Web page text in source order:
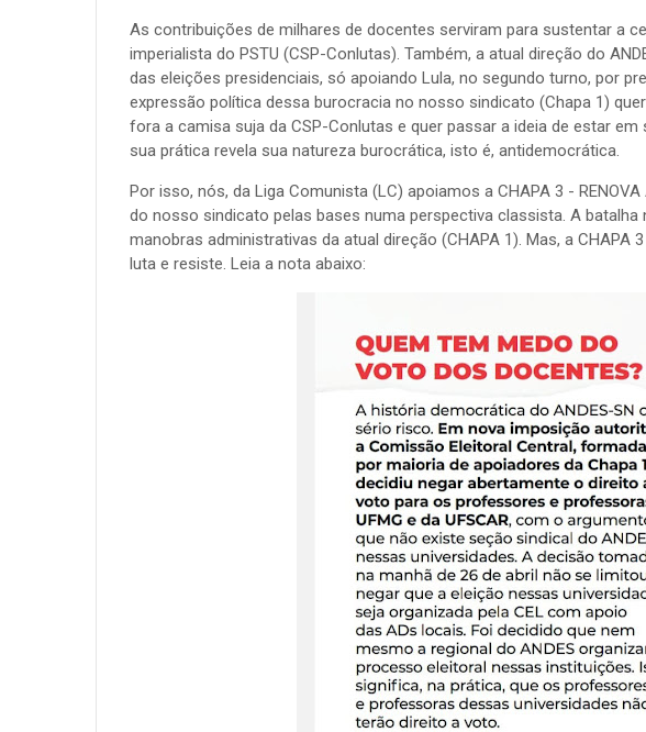
As contribuições de milhares de docentes serviram para sustentar a
imperialista do PSTU (CSP-Conlutas). Também, a atual direção do
das eleições presidenciais, só apoiando Lula, no segundo turno, por
expressão política dessa burocracia no nosso sindicato (Chapa 1)
fora a camisa suja da CSP-Conlutas e quer passar a ideia de estar
sua prática revela sua natureza burocrática, isto é, antidemocrática.
Por isso, nós, da Liga Comunista (LC) apoiamos a CHAPA 3 -
do nosso sindicato pelas bases numa perspectiva classista. A
manobras administrativas da atual direção (CHAPA 1). Mas, a CHAPA 3
luta e resiste. Leia a nota abaixo: